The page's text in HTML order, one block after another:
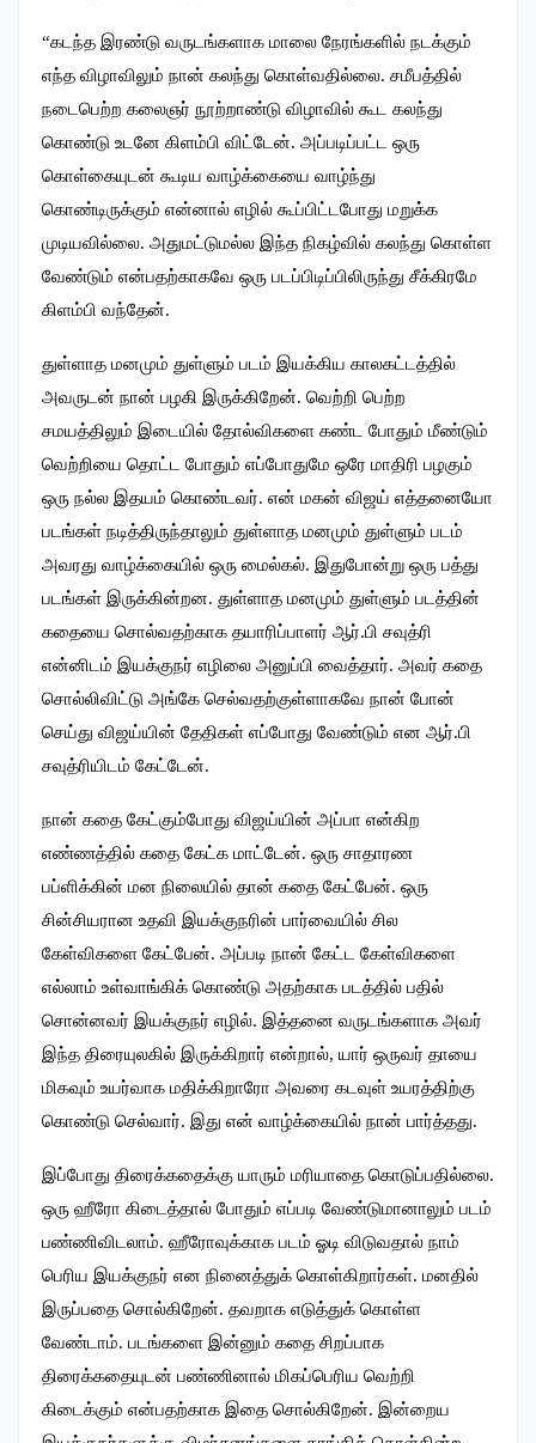
“கடந்த இரண்டு வருடங்களாக மாலை நேரங்களில் நடக்கும்
எந்த விழாவிலும் நான் கலந்து கொள்வதில்லை. சமீபத்தில்
நடைபெற்ற கலைஞர் நூற்றாண்டு விழாவில் கூட கலந்து
கொண்டு உடனே கிளம்பி விட்டேன். அப்படிப்பட்ட ஒரு
கொள்கையுடன் கூடிய வாழ்க்கையை வாழ்ந்து
கொண்டிருக்கும் என்னால் எழில் கூப்பிட்டபோது மறுக்க
முடியவில்லை. அதுமட்டுமல்ல இந்த நிகழ்வில் கலந்து கொள்ள
வேண்டும் என்பதற்காகவே ஒரு படப்பிடிப்பிலிருந்து சீக்கிரமே
கிளம்பி வந்தேன்.
துள்ளாத மனமும் துள்ளும் படம் இயக்கிய காலகட்டத்தில்
அவருடன் நான் பழகி இருக்கிறேன். வெற்றி பெற்ற
சமயத்திலும் இடையில் தோல்விகளை கண்ட போதும் மீண்டும்
வெற்றியை தொட்ட போதும் எப்போதுமே ஒரே மாதிரி பழகும்
ஒரு நல்ல இதயம் கொண்டவர். என் மகன் விஜய் எத்தனையோ
படங்கள் நடித்திருந்தாலும் துள்ளாத மனமும் துள்ளும் படம்
அவரது வாழ்க்கையில் ஒரு மைல்கல். இதுபோன்று ஒரு பத்து
படங்கள் இருக்கின்றன. துள்ளாத மனமும் துள்ளும் படத்தின்
கதையை சொல்வதற்காக தயாரிப்பாளர் ஆர்.பி சவுத்ரி
என்னிடம் இயக்குநர் எழிலை அனுப்பி வைத்தார். அவர் கதை
சொல்லிவிட்டு அங்கே செல்வதற்குள்ளாகவே நான் போன்
செய்து விஜய்யின் தேதிகள் எப்போது வேண்டும் என ஆர்.பி
சவுத்ரியிடம் கேட்டேன்.
நான் கதை கேட்கும்போது விஜய்யின் அப்பா என்கிற
எண்ணத்தில் கதை கேட்க மாட்டேன். ஒரு சாதாரண
பப்ளிக்கின் மன நிலையில் தான் கதை கேட்பேன். ஒரு
சின்சியரான உதவி இயக்குநரின் பார்வையில் சில
கேள்விகளை கேட்பேன். அப்படி நான் கேட்ட கேள்விகளை
எல்லாம் உள்வாங்கிக் கொண்டு அதற்காக படத்தில் பதில்
சொன்னவர் இயக்குநர் எழில். இத்தனை வருடங்களாக அவர்
இந்த திரையுலகில் இருக்கிறார் என்றால், யார் ஒருவர் தாயை
மிகவும் உயர்வாக மதிக்கிறாரோ அவரை கடவுள் உயரத்திற்கு
கொண்டு செல்வார். இது என் வாழ்க்கையில் நான் பார்த்தது.
இப்போது திரைக்கதைக்கு யாரும் மரியாதை கொடுப்பதில்லை.
ஒரு ஹீரோ கிடைத்தால் போதும் எப்படி வேண்டுமானாலும் படம்
பண்ணிவிடலாம். ஹீரோவுக்காக படம் ஓடி விடுவதால் நாம்
பெரிய இயக்குநர் என நினைத்துக் கொள்கிறார்கள். மனதில்
இருப்பதை சொல்கிறேன். தவறாக எடுத்துக் கொள்ள
வேண்டாம். படங்களை இன்னும் கதை சிறப்பாக
திரைக்கதையுடன் பண்ணினால் மிகப்பெரிய வெற்றி
கிடைக்கும் என்பதற்காக இதை சொல்கிறேன். இன்றைய